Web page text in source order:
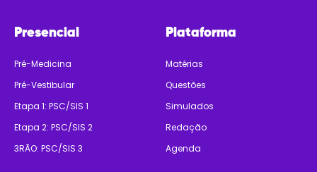
Presencial
Pré-Medicina
Pré-Vestibular
Etapa 1: PSC/SIS 1
Etapa 2: PSC/SIS 2
3RÃO: PSC/SIS 3
Plataforma
Matérias
Questões
Simulados
Redação
Agenda